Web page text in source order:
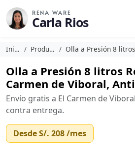
RENA WARE
Carla Rios
Inicio Productos Olla a Presión 8 litros Rena
Olla a Presión 8 litros
Carmen de Viboral,
Envío gratis a El Carmen de
contra entrega.
DesdeS/. 208/mes